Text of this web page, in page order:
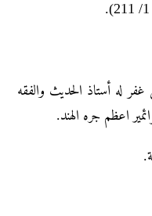
غفر له أستاذ الحديث والفقه
اعظم جره الهند.